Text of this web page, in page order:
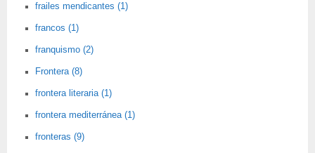
frailes mendicantes (1)
francos (1)
franquismo (2)
Frontera (8)
frontera literaria (1)
frontera mediterránea (1)
fronteras (9)